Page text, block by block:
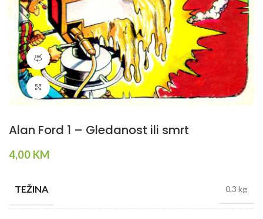
360 product view
Klikni da povečaš
Alan Ford 1 – Gledanost ili smrt
4,00 KM
TEŽINA 0,3 kg